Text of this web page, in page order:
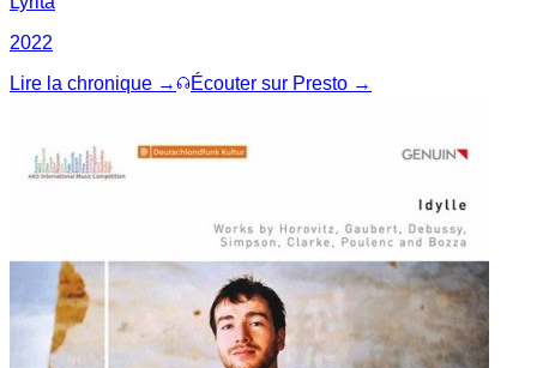
2022
Lire la chronique →
Écouter sur Presto →